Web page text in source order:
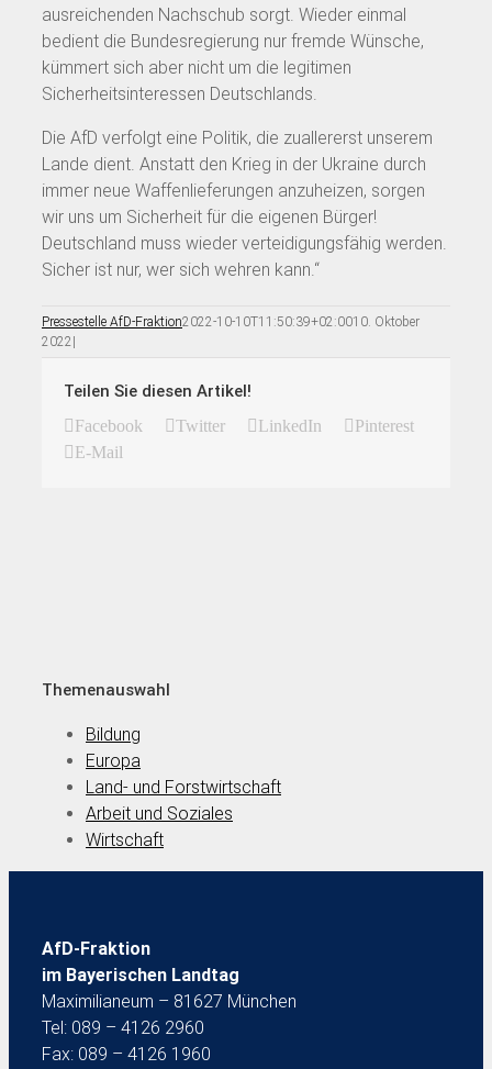
ausreichenden Nachschub sorgt. Wieder einmal
bedient die Bundesregierung nur fremde Wünsche,
kümmert sich aber nicht um die legitimen
Sicherheitsinteressen Deutschlands.
Die AfD verfolgt eine Politik, die zuallererst unserem
Lande dient. Anstatt den Krieg in der Ukraine durch
immer neue Waffenlieferungen anzuheizen, sorgen
wir uns um Sicherheit für die eigenen Bürger!
Deutschland muss wieder verteidigungsfähig werden.
Sicher ist nur, wer sich wehren kann.“
Pressestelle AfD-Fraktion2022-10-10T11:50:39+02:0010. Oktober
2022 |
Teilen Sie diesen Artikel!
Facebook Twitter LinkedIn
Pinterest
E-Mail
Themenauswahl
Bildung
Europa
Land- und Forstwirtschaft
Arbeit und Soziales
Wirtschaft
AfD-Fraktion
im Bayerischen Landtag
Maximilianeum – 81627 München
Tel: 089 – 4126 2960
Fax: 089 – 4126 1960